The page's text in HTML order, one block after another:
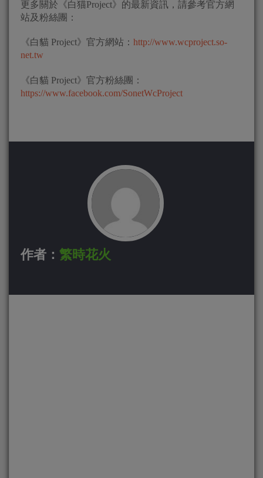
更多關於《白猫Project》的最新資訊，請參考官方網
站及粉絲團：
《白貓 Project》官方網站： http://www.wcproject.so-
net.tw
《白貓 Project》官方粉絲團：
https://www.facebook.com/SonetWcProject
作者： 繁時花火